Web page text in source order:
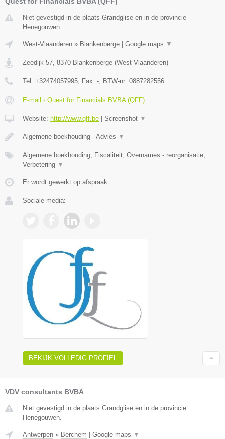
Niet gevestigd in de plaats Grandglise en in de provincie
Henegouwen.
West-Vlaanderen » Blankenberge Google maps ▼
Zeedijk 57, 8370 Blankenberge (West-Vlaanderen)
Tel: +32474057995, Fax: -, BTW-nr: 0887282556
E-mail › Quest for Financials BVBA (QFF)
Website: http://www.qff.be Screenshot ▼
Algemene boekhouding - Advies ▼
Algemene boekhouding, Fiscaliteit, Overnames - reorganisatie,
Verbetering ▼
Er wordt gewerkt op afspraak.
Sociale media:
BEKIJK VOLLEDIG PROFIEL
VDV consultants BVBA
Niet gevestigd in de plaats Grandglise en in de provincie
Henegouwen.
Antwerpen » Berchem Google maps ▼